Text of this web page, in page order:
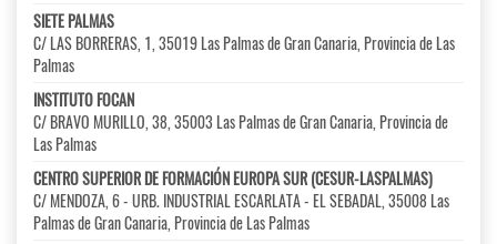
SIETE PALMAS
C/ LAS BORRERAS, 1, 35019 Las Palmas de Gran Canaria, Provincia de Las
Palmas
INSTITUTO FOCAN
C/ BRAVO MURILLO, 38, 35003 Las Palmas de Gran Canaria, Provincia de
Las Palmas
CENTRO SUPERIOR DE FORMACIÓN EUROPA SUR (CESUR-LASPALMAS)
C/ MENDOZA, 6 - URB. INDUSTRIAL ESCARLATA - EL SEBADAL, 35008 Las
Palmas de Gran Canaria, Provincia de Las Palmas